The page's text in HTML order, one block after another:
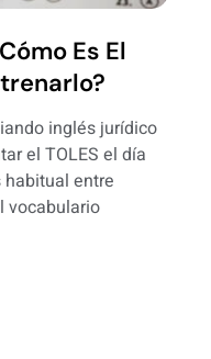
Es El
inglés jurídico
el TOLES el día
habitual entre
vocabulario